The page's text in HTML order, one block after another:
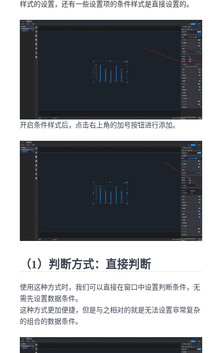
样式的设置，还有一些设置项的条件样式是直接设置的。
开启条件样式后，点击右上角的加号按钮进行添加。
（1）判断方式：直接判断
使用这种方式时，我们可以直接在窗口中设置判断条件，无
需先设置数据条件。
这种方式更加便捷，但是与之相对的就是无法设置非常复杂
的组合的数据条件。